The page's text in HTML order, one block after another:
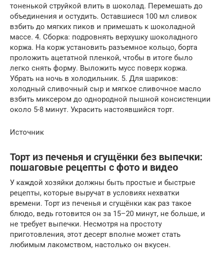
тоненькой струйкой влить в шоколад. Перемешать до
объединения и остудить. Оставшиеся 100 мл сливок
взбить до мягких пиков и примешать к шоколадной
массе. 4. Сборка: подровнять верхушку шоколадного
коржа. На корж установить разъемное кольцо, борта
проложить ацетатной пленкой, чтобы в итоге было
легко снять форму. Выложить мусс поверх коржа.
Убрать на ночь в холодильник. 5. Для шариков:
холодный сливочный сыр и мягкое сливочное масло
взбить миксером до однородной пышной консистенции
около 5-8 минут. Украсить настоявшийся торт.
Источник
Торт из печенья и сгущёнки без выпечки:
пошаговые рецепты с фото и видео
У каждой хозяйки должны быть простые и быстрые
рецепты, которые выручат в условиях нехватки
времени. Торт из печенья и сгущёнки как раз такое
блюдо, ведь готовится он за 15–20 минут, не больше, и
не требует выпечки. Несмотря на простоту
приготовления, этот десерт вполне может стать
любимым лакомством, настолько он вкусен.